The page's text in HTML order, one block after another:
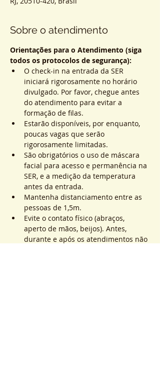
Sobre o atendimento
Orientações para o Atendimento (siga
todos os protocolos de segurança):
O check-in na entrada da SER
iniciará rigorosamente no horário
divulgado. Por favor, chegue antes
do atendimento para evitar a
formação de filas.
Estarão disponíveis, por enquanto,
poucas vagas que serão
rigorosamente limitadas.
São obrigatórios o uso de máscara
facial para acesso e permanência na
SER, e a medição da temperatura
antes da entrada.
Mantenha distanciamento entre as
pessoas de 1,5m.
Evite o contato físico (abraços,
aperto de mãos, beijos). Antes,
durante e após os atendimentos não